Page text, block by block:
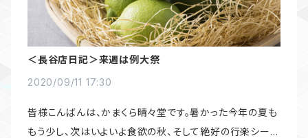
＜長谷店日記＞来週は例大祭
2020/09/11 17:30
皆様こんばんは、かまくら晴々堂です。暑かった今年の夏も
もう少し、次はいよいよ食欲の秋、そして絶好の行楽シーズ